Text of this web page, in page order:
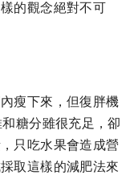
的觀念絕對不可
瘦下來，但復胖機
糖分雖很充足，卻
只吃水果會造成營
取這樣的減肥法來